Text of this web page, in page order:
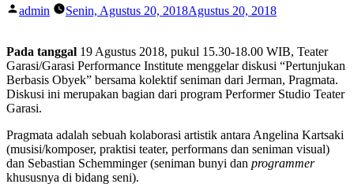
Posted
admin Senin, Agustus 20, 2018Agustus 20, 2018
Pada tanggal 19 Agustus 2018, pukul 15.30-18.00 WIB, Teater
Garasi/Garasi Performance Institute menggelar diskusi “Pertunjukan
Berbasis Obyek” bersama kolektif seniman dari Jerman, Pragmata.
Diskusi ini merupakan bagian dari program Performer Studio Teater
Garasi.
Pragmata adalah sebuah kolaborasi artistik antara Angelina Kartsaki
(musisi/komposer, praktisi teater, performans dan seniman visual)
dan Sebastian Schemminger (seniman bunyi dan programmer
khususnya di bidang seni).